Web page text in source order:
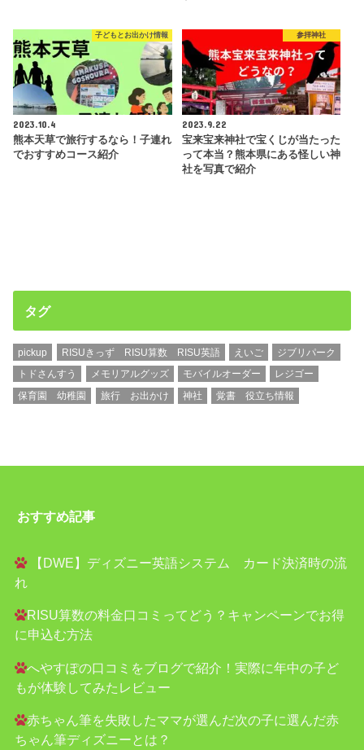
子どもとお出かけ情報
2023.10.4
熊本天草で旅行するなら！子連れ
でおすすめコース紹介
参拝神社
2023.9.22
宝来宝来神社で宝くじが当たった
って本当？熊本県にある怪しい神
社を写真で紹介
タグ
pickup RISUきっず RISU算数 RISU英語 えいご
ジブリパーク
トドさんすう
メモリアルグッズ モバイルオーダー
レジゴー
保育園 幼稚園
旅行 お出かけ 神社 覚書 役立ち情報
おすすめ記事
【DWE】ディズニー英語システム カード決済時の流
れ
RISU算数の料金口コミってどう？キャンペーンでお得
に申込む方法
へやすぽの口コミをブログで紹介！実際に年中の子ど
もが体験してみたレビュー
赤ちゃん筆を失敗したママが選んだ次の子に選んだ赤
ちゃん筆ディズニーとは？